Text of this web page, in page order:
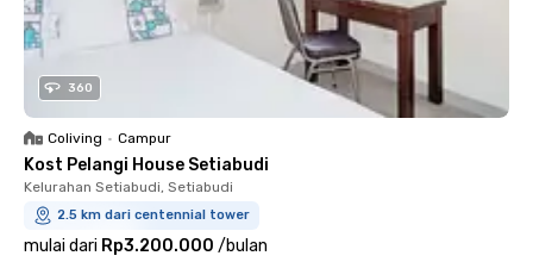
360
Coliving • Campur
Kost Pelangi House Setiabudi
Kelurahan Setiabudi, Setiabudi
2.5 km dari centennial tower
mulai dari Rp3.200.000 /bulan